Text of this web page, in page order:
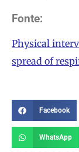
Fonte:
Physical
spread of
Facebook
WhatsApp